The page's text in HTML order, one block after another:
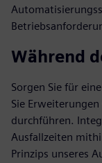
Während
Sorgen Sie für
Sie
durchführen.
Ausfallzeiten
Prinzips unseres